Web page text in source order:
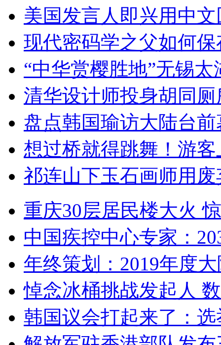
美国发言人即兴用中
现代密码学之父如何
“中华赏樱胜地”无锡
清华设计师投身胡同
盘点韩国瑜访大陆台
想过桥就得跳舞！游客
祁连山下玉石画师用
重庆30层居民楼大火
中国疾控中心专家：
年终策划：2019年度
悼念冰桶挑战发起人
韩国议会打起来了：